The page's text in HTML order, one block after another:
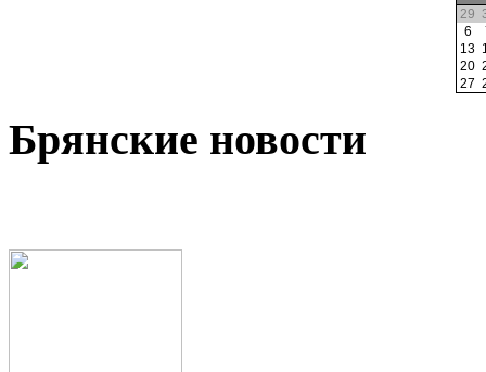
29
6
13
20
27
Брянские новости